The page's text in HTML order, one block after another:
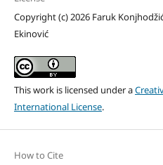
Copyright (c) 2026 Faruk
Ekinović
This work is licensed under a
International License.
How to Cite